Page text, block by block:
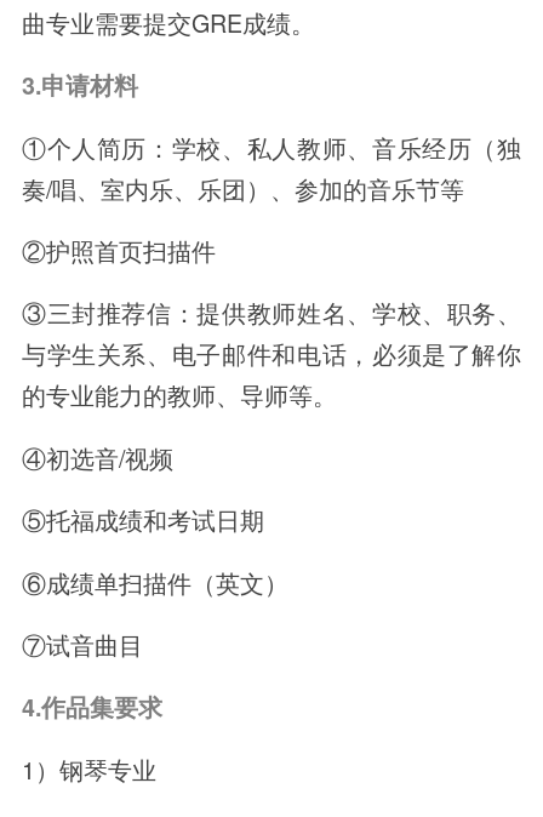
曲专业需要提交GRE成绩。
3.申请材料
①个人简历：学校、私人教师、音乐经历（独
奏/唱、室内乐、乐团）、参加的音乐节等
②护照首页扫描件
③三封推荐信：提供教师姓名、学校、职务、
与学生关系、电子邮件和电话，必须是了解你
的专业能力的教师、导师等。
④初选音/视频
⑤托福成绩和考试日期
⑥成绩单扫描件（英文）
⑦试音曲目
4.作品集要求
1）钢琴专业